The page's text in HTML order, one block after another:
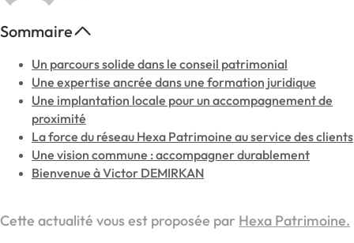
Sommaire
Un parcours solide dans le conseil patrimonial
Une expertise ancrée dans une formation juridique
Une implantation locale pour un accompagnement de
proximité
La force du réseau Hexa Patrimoine au service des clients
Une vision commune : accompagner durablement
Bienvenue à Victor DEMIRKAN
Cette actualité vous est proposée par Hexa Patrimoine.